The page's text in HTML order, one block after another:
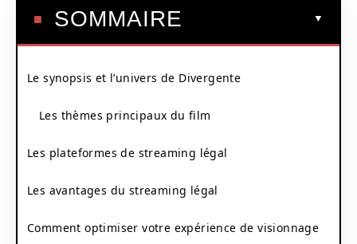
SOMMAIRE
Le synopsis et l’univers de Divergente
Les thèmes principaux du film
Les plateformes de streaming légal
Les avantages du streaming légal
Comment optimiser votre expérience de visionnage